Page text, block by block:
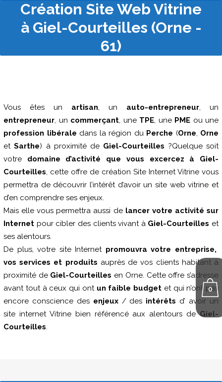
0
Création Site Web Vitrine
à Giel-Courteilles (Orne -
61)
Vous êtes un artisan, un auto-entrepreneur, un
entrepreneur, un commerçant, une TPE, une PME ou une
profession libérale dans la région du Perche (Orne, Orne
etSarthe) à proximité de Giel-Courteilles ?Quelque soit
votre domaine d’activité que vous excercez à Giel-
Courteilles, cette offre de création Site Internet Vitrine vous
permettra de découvrir l’intérêt d’avoir un site web vitrine et
d’en comprendre ses enjeux.
Mais elle vous permettra aussi de lancer votre activité sur
Internet pour cibler des clients vivant à Giel-Courteilles et
ses alentours.
De plus, votre site Internet promouvra votre entreprise,
vos services et produits auprès de vos clients habitant à
proximité de Giel-Courteilles en Orne. Cette offre s’adresse
avant tout à ceux qui ont un faible budget et qui n’ont pas
encore conscience des enjeux/ des intérêts d’ avoir un
site internet Vitrine bien référencé aux alentours deGiel-
Courteilles.